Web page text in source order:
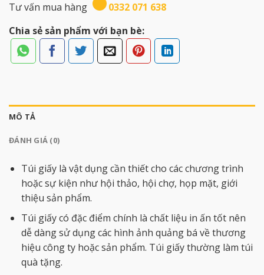
Tư vấn mua hàng
0332 071 638
Chia sẻ sản phẩm với bạn bè:
MÔ TẢ
ĐÁNH GIÁ (0)
Túi giấy là vật dụng cần thiết cho các chương trình
hoặc sự kiện như hội thảo, hội chợ, họp mặt, giới
thiệu sản phẩm.
Túi giấy có đặc điểm chính là chất liệu in ấn tốt nên
dễ dàng sử dụng các hình ảnh quảng bá về thương
hiệu công ty hoặc sản phẩm. Túi giấy thường làm túi
quà tặng.